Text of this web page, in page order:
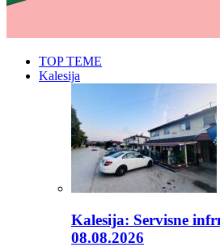
TOP TEME
Kalesija
Kalesija: Servisne
08.08.2026